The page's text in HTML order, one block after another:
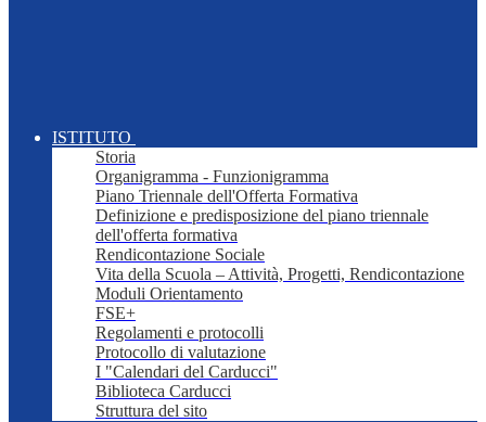
ISTITUTO
Storia
Organigramma - Funzionigramma
Piano Triennale dell'Offerta Formativa
Definizione e predisposizione del piano triennale
dell'offerta formativa
Rendicontazione Sociale
Vita della Scuola – Attività, Progetti, Rendicontazione
Moduli Orientamento
FSE+
Regolamenti e protocolli
Protocollo di valutazione
I "Calendari del Carducci"
Biblioteca Carducci
Struttura del sito